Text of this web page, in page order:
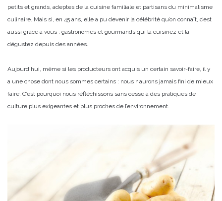
petits et grands, adeptes de la cuisine familiale et partisans du minimalisme
culinaire. Mais si, en 45 ans, elle a pu devenir la célébrité qu’on connaît, c’est
aussi grâce à vous : gastronomes et gourmands qui la cuisinez et la
dégustez depuis des années.
Aujourd’hui, même si les producteurs ont acquis un certain savoir-faire, il y
a une chose dont nous sommes certains : nous n’aurons jamais fini de mieux
faire. C’est pourquoi nous réfléchissons sans cesse à des pratiques de
culture plus exigeantes et plus proches de l’environnement.